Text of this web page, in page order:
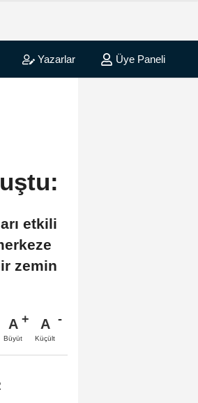
Yazarlar Üye Paneli
etkili
zemin
A
Büyüt
A
Küçült